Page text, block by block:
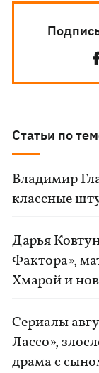
Статьи по
Владимир
классные
Дарья
Фактора»,
Хмарой и
Сериалы
Лассо»,
драма с